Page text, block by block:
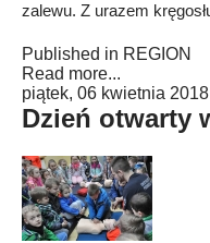
zalewu. Z urazem
Published in REGION
Read more...
piątek, 06 kwietnia
Dzień otwarty